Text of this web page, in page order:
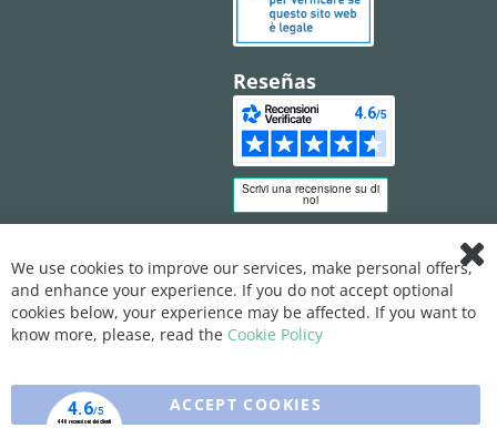
Reseñas
Bar
We use cookies to improve our services, make personal offers,
and enhance your experience. If you do not accept optional
cookies below, your experience may be affected. If you want to
know more, please, read the Cookie Policy
ACCEPT COOKIES